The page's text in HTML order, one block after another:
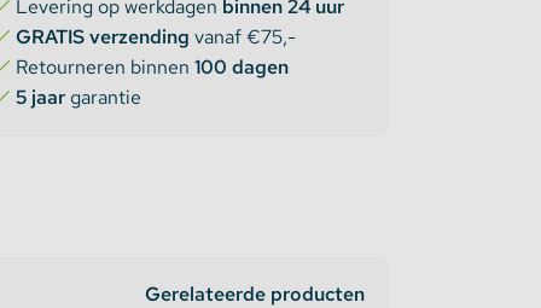
Levering op werkdagen binnen 24 uur
GRATIS verzending vanaf €75,-
Retourneren binnen 100 dagen
5 jaargarantie
Gerelateerde producten